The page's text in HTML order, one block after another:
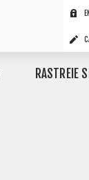
RASTREIE